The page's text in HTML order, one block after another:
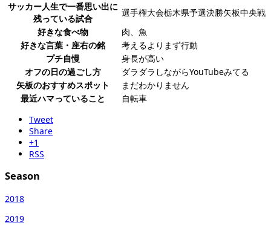
サッカー人生で一番思い出に
残っている試合
選手権大会栃木県予選決勝矢板中央戦
好きな食べ物
肉、魚
好きな言葉・座右の銘
考えるよりまず行動
プチ自慢
身長が高い
オフの日の過ごし方
ダラダラしながらYouTubeみてる
矢板のおすすめスポット
まだわかりません
最近ハマっていること
自転車
Tweet
Share
+1
RSS
Season
2018
2019